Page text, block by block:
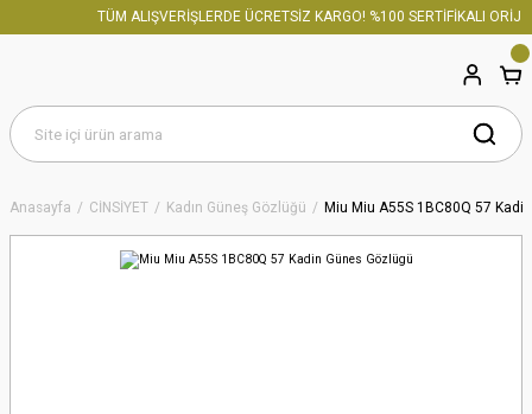
TÜM ALIŞVERİŞLERDE ÜCRETSİZ KARGO! %100 SERTİFİKALI
Anasayfa CİNSİYET Kadın Güneş Gözlüğü Miu Miu A55S 1BC80Q 57